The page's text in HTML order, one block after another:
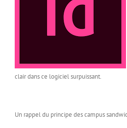
clair dans ce logiciel surpuissant.
Un rappel du principe des campus